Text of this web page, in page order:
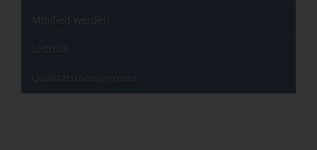
Mitglied werden
Leitbild
Qualitätsmanagement